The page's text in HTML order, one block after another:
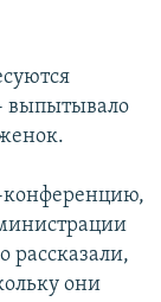
выпытывало
конференцию,
рассказали,
они